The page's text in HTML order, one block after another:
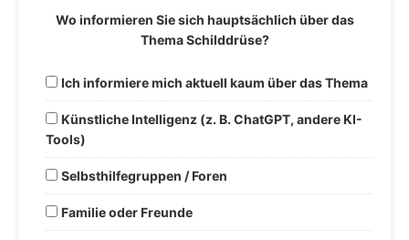
Wo informieren Sie sich hauptsächlich über das
Thema Schilddrüse?
Ich informiere mich aktuell kaum über das Thema
Künstliche Intelligenz (z. B. ChatGPT, andere KI-
Tools)
Selbsthilfegruppen / Foren
Familie oder Freunde